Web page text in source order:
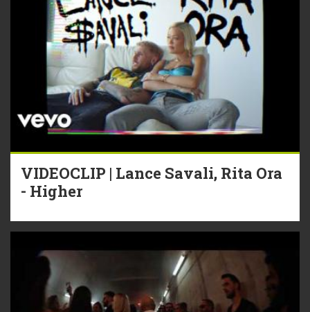
VIDEOCLIP | Lance Savali, Rita Ora
- Higher